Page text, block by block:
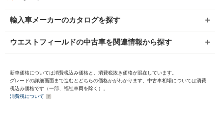
輸入車メーカーのカタログを探す
ウエストフィールドの中古車を関連情報から探す
新車価格については消費税込み価格と、消費税抜き価格が混在しています。
グレードの詳細画面まで進むとどちらの価格かがわかります。中古車相場については消費
税込み価格です（一部、福祉車両を除く）。
消費税について